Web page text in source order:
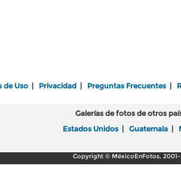
de Uso Privacidad Preguntas Frecuentes
Galerías de fotos de otros
Estados Unidos
Guatemala
Copyright © MéxicoEnFotos, 2001-